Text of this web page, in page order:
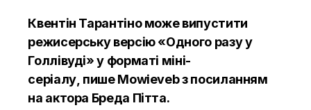
Квентін Тарантіно може випустити
режисерську версію «Одного разу у
Голлівуді» у форматі міні-
серіалу, пишеMowieveb з посиланням
на актора Бреда Пітта.